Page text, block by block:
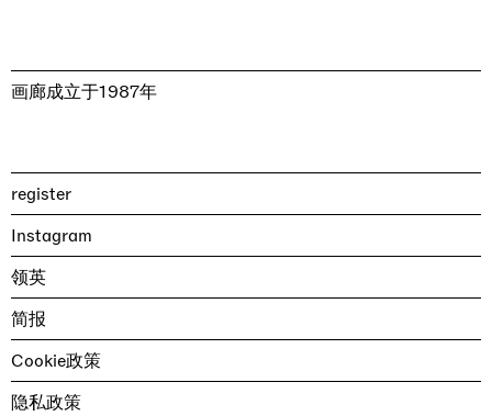
画廊成立于1987年
register
Instagram
领英
简报
Cookie政策
隐私政策